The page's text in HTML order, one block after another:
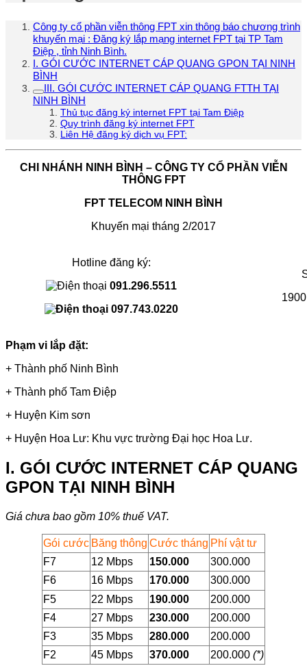
Công ty cổ phần viễn thông FPT xin thông báo chương trình
khuyến mại : Đăng ký lắp mạng internet FPT tại TP Tam
Điệp , tỉnh Ninh Bình.
I. GÓI CƯỚC INTERNET CÁP QUANG GPON TẠI NINH
BÌNH
III. GÓI CƯỚC INTERNET CÁP QUANG FTTH TẠI
NINH BÌNH
Thủ tục đăng ký internet FPT tại Tam Điệp
Quy trình đăng ký internet FPT
Liên Hệ đăng ký dịch vụ FPT:
CHI NHÁNH NINH BÌNH – CÔNG TY CỔ PHẦN VIỄN
THÔNG FPT
FPT TELECOM NINH BÌNH
Khuyến mại tháng 2/2017
Hotline đăng ký:
091.296.5511
097.743.0220
Phạm vi lắp đặt:
+ Thành phố Ninh Bình
+ Thành phố Tam Điệp
+ Huyện Kim sơn
+ Huyện Hoa Lư: Khu vực trường Đại học Hoa Lư.
I. GÓI CƯỚC INTERNET CÁP QUANG
GPON TẠI NINH BÌNH
Giá chưa bao gồm 10% thuế VAT.
Gói cước Băng thông Cước tháng Phí vật tư
F7
12 Mbps 150.000
300.000
F6
16 Mbps 170.000
300.000
F5
22 Mbps 190.000
200.000
F4
27 Mbps 230.000
200.000
F3
35 Mbps 280.000
200.000
F2
45 Mbps 370.000 200.000 (*)